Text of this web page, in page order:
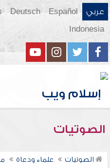
عربي Español
Deutsch
Indonesia
الصوتيات
الصوتيات علماء ودعاة